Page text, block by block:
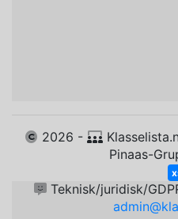
2026 -
Pinaas-
Teknisk/juridisk/